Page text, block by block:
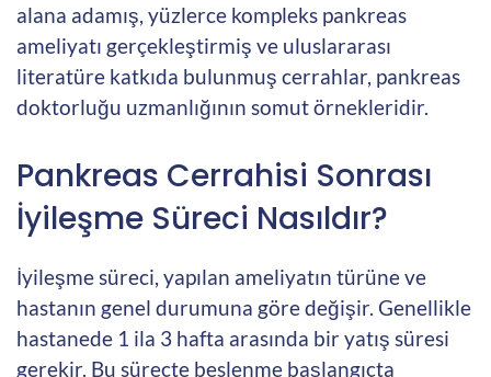
alana adamış, yüzlerce kompleks pankreas
ameliyatı gerçekleştirmiş ve uluslararası
literatüre katkıda bulunmuş cerrahlar, pankreas
doktorluğu uzmanlığının somut örnekleridir.
Pankreas Cerrahisi Sonrası
İyileşme Süreci Nasıldır?
İyileşme süreci, yapılan ameliyatın türüne ve
hastanın genel durumuna göre değişir. Genellikle
hastanede 1 ila 3 hafta arasında bir yatış süresi
gerekir. Bu süreçte beslenme başlangıçta